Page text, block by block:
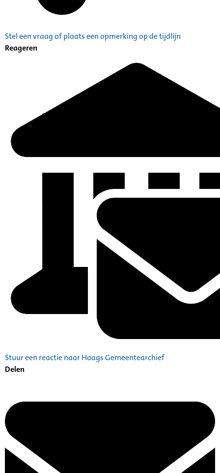
Stel een vraag of plaats een opmerking op de tijdlijn
Reageren
Stuur een reactie naar Haags Gemeentearchief
Delen